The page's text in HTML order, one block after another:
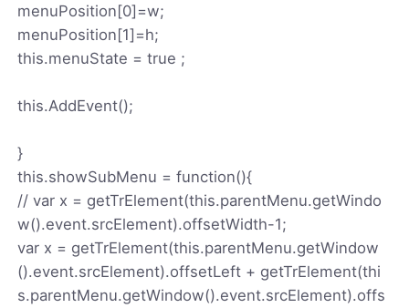
menuPosition[0]=w;
menuPosition[1]=h;
this.menuState = true ;
this.AddEvent();
}
this.showSubMenu = function(){
// var x = getTrElement(this.parentMenu.getWindo
w().event.srcElement).offsetWidth-1;
var x = getTrElement(this.parentMenu.getWindow
().event.srcElement).offsetLeft + getTrElement(thi
s.parentMenu.getWindow().event.srcElement).offs